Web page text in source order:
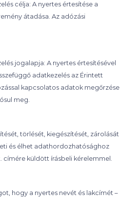
célja: A nyertes értesítése a
átadása. Az adózási
jogalapja: A nyertes értesítésével
adatkezelés az Érintett
kapcsolatos adatok megőrzése
meg.
törlését, kiegészítését, zárolását
és élhet adathordozhatósághoz
címére küldött írásbeli kérelemmel.
hogy a nyertes nevét és lakcímét –